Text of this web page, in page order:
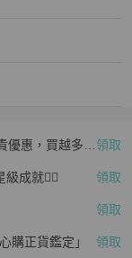
請理解。
惠，買越多、 領取
成就👆🏻 領取
領取
購正貨鑑定」 領取